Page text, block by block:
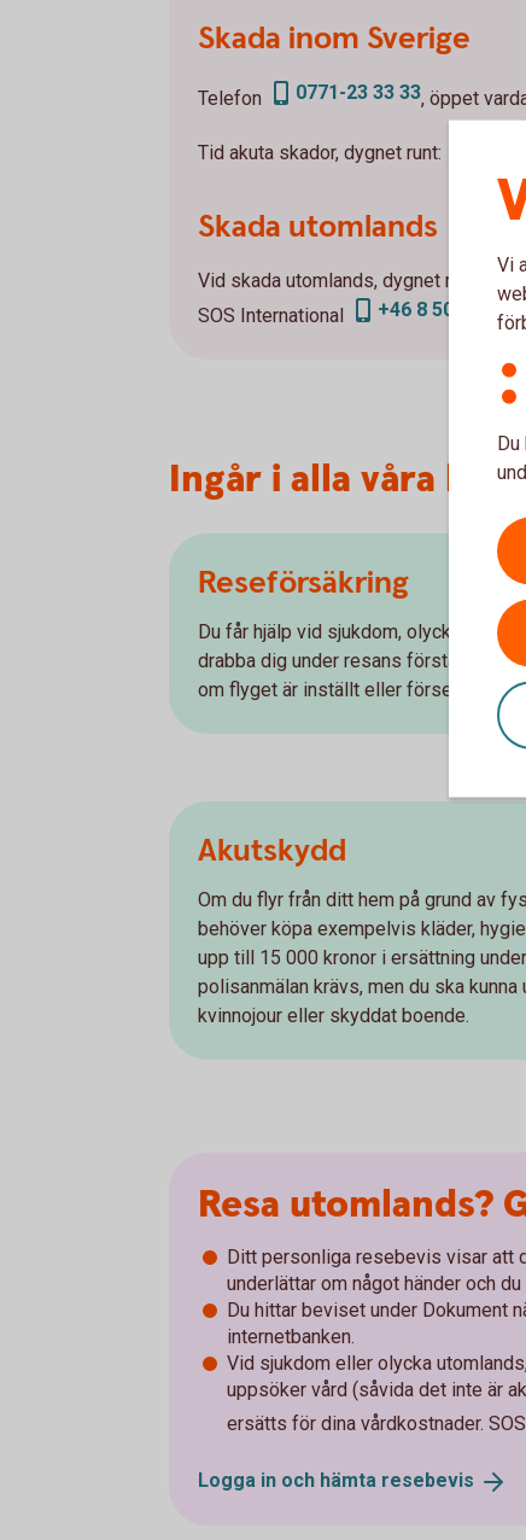
Skada inom Sverige
Telefon 0771-23 33 33, öppet
Tid akuta skador, dygnet runt:
Skada utomlands
Vid skada utomlands, dygnet runt:
SOS International
+46 8 50 51 40 08
Ingår i alla våra
Reseförsäkring
Du får hjälp vid sjukdom, olycksfall
drabba dig under resans första 45
om flyget är inställt eller försenat.
Akutskydd
Om du flyr från ditt hem på grund av
behöver köpa exempelvis kläder,
upp till 15 000 kronor i ersättning
polisanmälan krävs, men du ska
kvinnojour eller skyddat boende.
Resa utomlands?
Ditt personliga resebevis visar att
underlättar om något händer och
Du hittar beviset under Dokument
internetbanken.
Vid sjukdom eller olycka
uppsöker vård (såvida det inte är
ersätts för dina vårdkostnader.
Logga in och hämta resebevis
Vi